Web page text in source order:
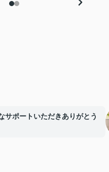
サポートいただきありがとう